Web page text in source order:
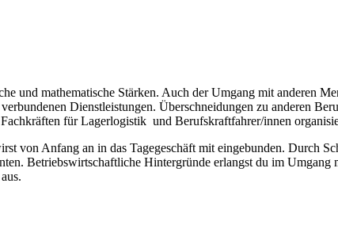
und mathematische Stärken. Auch der Umgang mit anderen
Dienstleistungen. Überschneidungen zu anderen
für Lagerlogistik und Berufskraftfahrer/innen
von Anfang an in das Tagegeschäft mit eingebunden. Durch
Betriebswirtschaftliche Hintergründe erlangst du im Umgang